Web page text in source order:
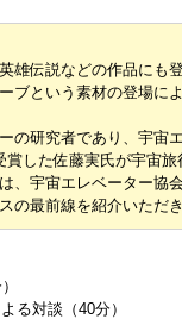
雄伝説などの作品にも
ブという素材の登場に
の研究者であり、宇宙
した佐藤実氏が宇宙旅
、宇宙エレベーター協
の最前線を紹介いただき
る対談（40分）